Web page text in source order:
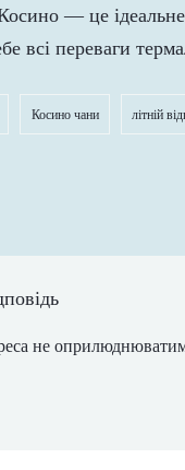
— це
всі переваги
Косино чани літній
не